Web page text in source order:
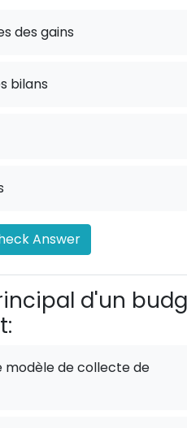
des gains
bilans
Answer
d'un
modèle de collecte de